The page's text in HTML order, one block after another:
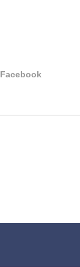
Facebook